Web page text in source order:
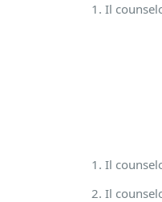
Il
Il
Il